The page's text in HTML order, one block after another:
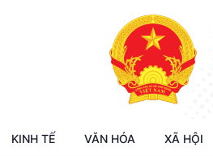
KINH TẾ VĂN HÓA XÃ HỘI
Chiến dịch 500 ngày đêm tìm kiếm, quy tập và xác định danh tính hài cốt liệt sĩ
Bảo vệ nền tảng tư tưởng của Đảng trong kỷ nguyên phát triển mới